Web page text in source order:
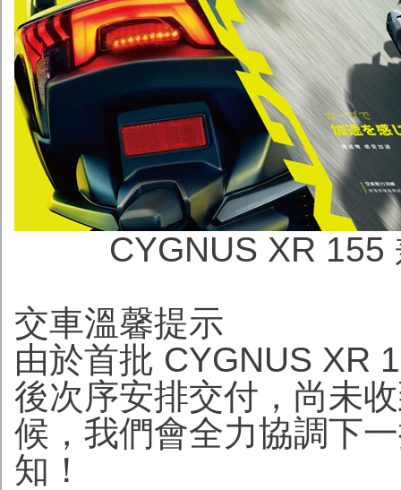
CYGNUS XR 155
交車溫馨提示 ️
由於首批 CYGNUS XR
後次序安排交付，尚未
候，我們會全力協調下
知！